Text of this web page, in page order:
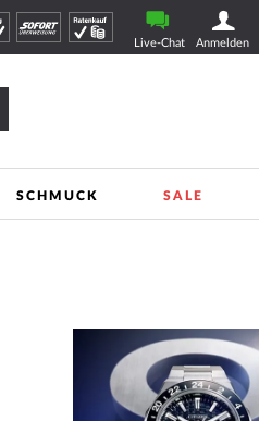
Live-Chat Anmelden
SCHMUCK SALE